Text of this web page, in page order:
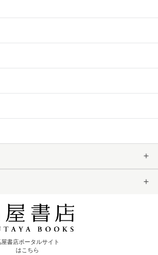
屋書店ポータルサイト
はこちら